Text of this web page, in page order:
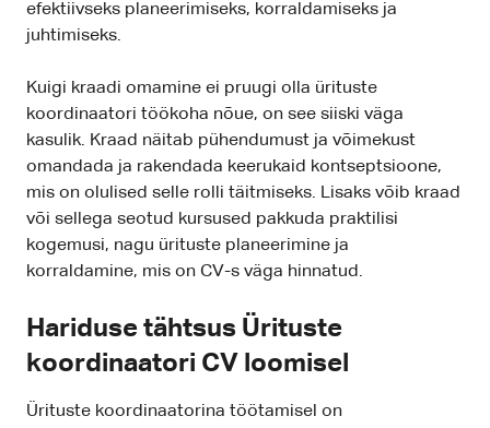
efektiivseks planeerimiseks, korraldamiseks ja
juhtimiseks.
Kuigi kraadi omamine ei pruugi olla ürituste
koordinaatori töökoha nõue, on see siiski väga
kasulik. Kraad näitab pühendumust ja võimekust
omandada ja rakendada keerukaid kontseptsioone,
mis on olulised selle rolli täitmiseks. Lisaks võib kraad
või sellega seotud kursused pakkuda praktilisi
kogemusi, nagu ürituste planeerimine ja
korraldamine, mis on CV-s väga hinnatud.
Hariduse tähtsus Ürituste
koordinaatori CV loomisel
Ürituste koordinaatorina töötamisel on